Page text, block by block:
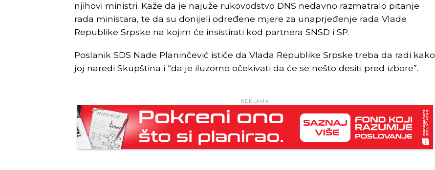
njihovi ministri. Kaže da je najuže rukovodstvo DNS nedavno razmatralo pitanje
rada ministara, te da su donijeli određene mjere za unaprjeđenje rada Vlade
Republike Srpske na kojim će insistirati kod partnera SNSD i SP.
Poslanik SDS Nade Planinčević ističe da Vlada Republike Srpske treba da radi kako
joj naredi Skupština i “da je iluzorno očekivati da će se nešto desiti pred izbore”.
REKLAMA